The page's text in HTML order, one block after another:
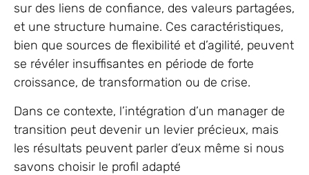
sur des liens de confiance, des valeurs partagées,
et une structure humaine. Ces caractéristiques,
bien que sources de flexibilité et d’agilité, peuvent
se révéler insuffisantes en période de forte
croissance, de transformation ou de crise.
Dans ce contexte, l’intégration d’un manager de
transition peut devenir un levier précieux, mais
les résultats peuvent parler d’eux même si nous
savons choisir le profil adapté